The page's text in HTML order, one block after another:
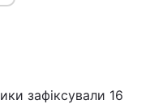
зафіксували 16